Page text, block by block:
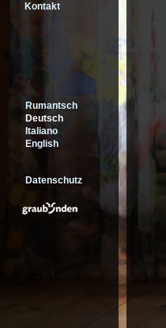
Kontakt
Rumantsch
Deutsch
Italiano
English
Datenschutz